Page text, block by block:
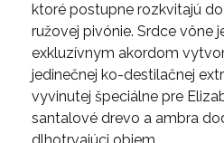
ktoré postupne rozkvitajú
ružovej pivónie. Srdce vône
exkluzívnym akordom
jedinečnej ko-destilačnej
vyvinutej špeciálne pre
santalové drevo a ambra